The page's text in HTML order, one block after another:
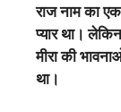
राज नाम का
प्यार था।
मीरा की
था।